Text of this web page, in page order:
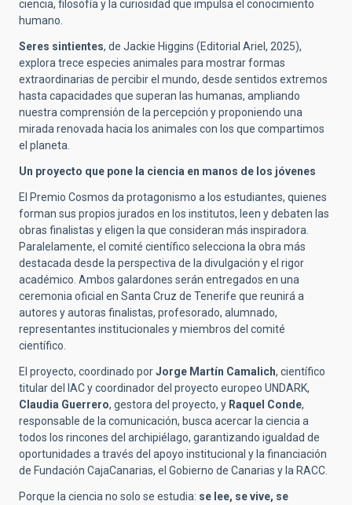
ciencia, filosofía y la curiosidad que impulsa el conocimiento
humano.
Seres sintientes, de Jackie Higgins (Editorial Ariel, 2025),
explora trece especies animales para mostrar formas
extraordinarias de percibir el mundo, desde sentidos extremos
hasta capacidades que superan las humanas, ampliando
nuestra comprensión de la percepción y proponiendo una
mirada renovada hacia los animales con los que compartimos
el planeta.
Un proyecto que pone la ciencia en manos de los jóvenes
El Premio Cosmos da protagonismo a los estudiantes, quienes
forman sus propios jurados en los institutos, leen y debaten las
obras finalistas y eligen la que consideran más inspiradora.
Paralelamente, el comité científico selecciona la obra más
destacada desde la perspectiva de la divulgación y el rigor
académico. Ambos galardones serán entregados en una
ceremonia oficial en Santa Cruz de Tenerife que reunirá a
autores y autoras finalistas, profesorado, alumnado,
representantes institucionales y miembros del comité
científico.
El proyecto, coordinado porJorge Martín Camalich, científico
titular del IAC y coordinador del proyecto europeo UNDARK,
Claudia Guerrero, gestora del proyecto, y Raquel Conde,
responsable de la comunicación, busca acercar la ciencia a
todos los rincones del archipiélago, garantizando igualdad de
oportunidades a través del apoyo institucional y la financiación
de Fundación CajaCanarias, el Gobierno de Canarias y la RACC.
Porque la ciencia no solo se estudia: se lee, se vive, se